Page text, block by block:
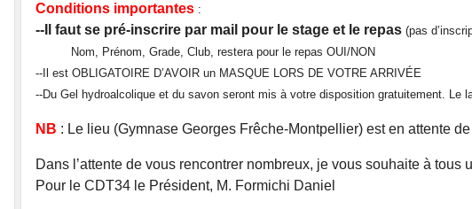
Conditions importantes :
--Il faut se pré-inscrire par mail pour le stage et le repas (pas
Nom, Prénom, Grade, Club, restera pour le repas OUI/NON
--Il est OBLIGATOIRE D’AVOIR un MASQUE LORS DE VOTRE ARRIVÉE
--Du Gel hydroalcolique et du savon seront mis à votre disposition gratuitement. Le
NB : Le lieu (Gymnase Georges Frêche-Montpellier) est en attente
Dans l’attente de vous rencontrer nombreux, je vous souhaite à tous
Pour le CDT34 le Président, M. Formichi Daniel